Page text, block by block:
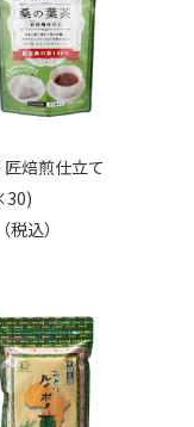
焙煎仕立て
込）